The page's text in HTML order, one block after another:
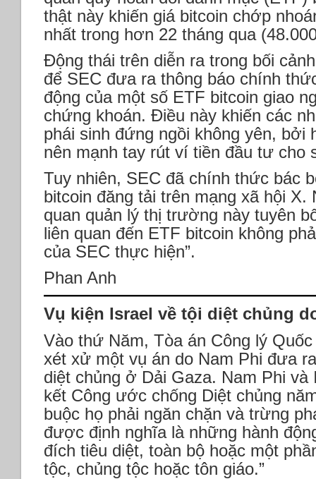
thật này khiến giá bitcoin chớp
nhất trong hơn 22 tháng qua
Động thái trên diễn ra trong bối
để SEC đưa ra thông báo chính
động của một số ETF bitcoin giao
chứng khoán. Điều này khiến các
phái sinh đứng ngồi không yên, bởi
nên mạnh tay rút ví tiền đầu tư cho
Tuy nhiên, SEC đã chính thức bác
bitcoin đăng tải trên mạng xã hội
quan quản lý thị trường này tuyên
liên quan đến ETF bitcoin không
của SEC thực hiện”.
Phan Anh
Vụ kiện Israel về tội diệt chủng
Vào thứ Năm, Tòa án Công lý
xét xử một vụ án do Nam Phi đưa
diệt chủng ở Dải Gaza. Nam Phi và
kết Công ước chống Diệt chủng
buộc họ phải ngăn chặn và trừng
được định nghĩa là những hành
đích tiêu diệt, toàn bộ hoặc một
tộc, chủng tộc hoặc tôn giáo.”